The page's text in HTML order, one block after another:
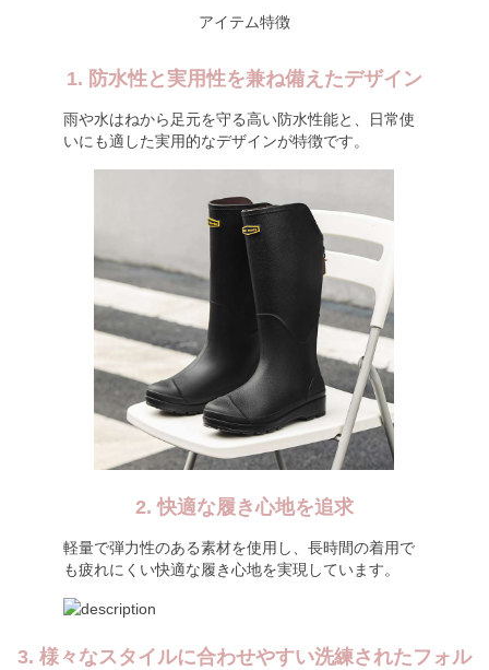
アイテム特徴
1. 防水性と実用性を兼ね備えたデザイン
雨や水はねから足元を守る高い防水性能と、日常使
いにも適した実用的なデザインが特徴です。
2. 快適な履き心地を追求
軽量で弾力性のある素材を使用し、長時間の着用で
も疲れにくい快適な履き心地を実現しています。
ム